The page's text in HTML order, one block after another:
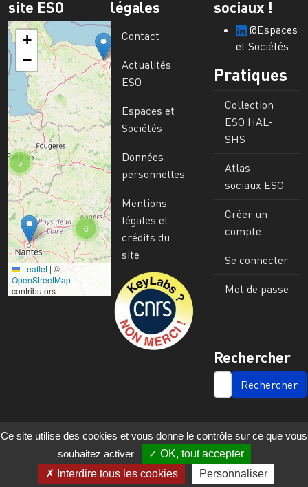
site ESO
6
5
+
−
Leaflet | ©
OpenStreetMap
contributors
légales
Contact
Actualités
ESO
Espaces et
Sociétés
Données
personnelles
Mentions
légales et
crédits du
site
Image
sociaux !
@Espaces
et Sociétés
Pratiques
Collection
ESO HAL-
SHS
Atlas
sociaux ESO
Créer un
compte
Se connecter
Mot de passe
Rechercher
SEARCH
Ce site utilise des cookies et vous donne le contrôle sur ce que vous
souhaitez activer
OK, tout accepter
Interdire tous les cookies
Personnaliser